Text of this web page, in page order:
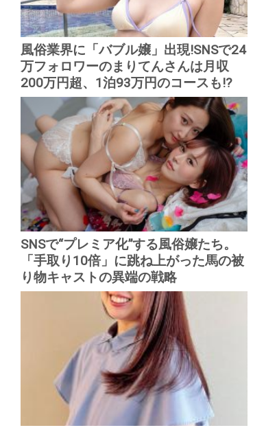
風俗業界に「バブル嬢」出現!SNSで24
万フォロワーのまりてんさんは月収
200万円超、1泊93万円のコースも!?
SNSで“プレミア化”する風俗嬢たち。
「手取り10倍」に跳ね上がった馬の被
り物キャストの異端の戦略